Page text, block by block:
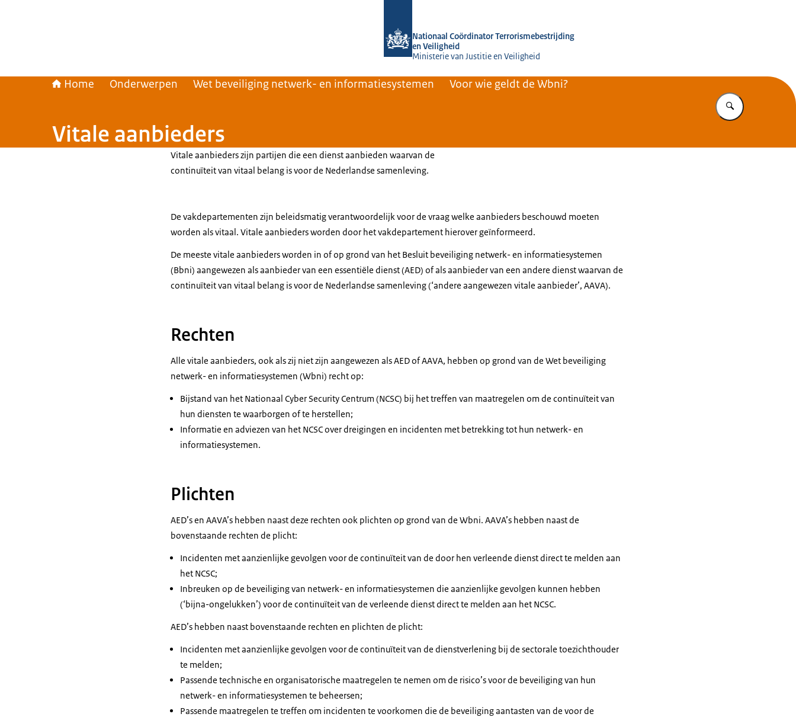
Nationaal Coördinator Terrorismebestrijding
en Veiligheid
Ministerie van Justitie en Veiligheid
Home Onderwerpen Wet beveiliging netwerk- en informatiesystemen Voor wie geldt de Wbni?
Vul in wat u
Vitale aanbieders
Vitale aanbieders zijn partijen die een dienst aanbieden waarvan de
continuïteit van vitaal belang is voor de Nederlandse samenleving.
De vakdepartementen zijn beleidsmatig verantwoordelijk voor de vraag welke aanbieders beschouwd moeten
worden als vitaal. Vitale aanbieders worden door het vakdepartement hierover geïnformeerd.
De meeste vitale aanbieders worden in of op grond van het Besluit beveiliging netwerk- en informatiesystemen
(Bbni) aangewezen als aanbieder van een essentiële dienst (AED) of als aanbieder van een andere dienst waarvan de
continuïteit van vitaal belang is voor de Nederlandse samenleving (‘andere aangewezen vitale aanbieder’, AAVA).
Rechten
Alle vitale aanbieders, ook als zij niet zijn aangewezen als AED of AAVA, hebben op grond van de Wet beveiliging
netwerk- en informatiesystemen (Wbni) recht op:
Bijstand van het Nationaal Cyber Security Centrum (NCSC) bij het treffen van maatregelen om de continuïteit van
hun diensten te waarborgen of te herstellen;
Informatie en adviezen van het NCSC over dreigingen en incidenten met betrekking tot hun netwerk- en
informatiesystemen.
Plichten
AED’s en AAVA’s hebben naast deze rechten ook plichten op grond van de Wbni. AAVA’s hebben naast de
bovenstaande rechten de plicht:
Incidenten met aanzienlijke gevolgen voor de continuïteit van de door hen verleende dienst direct te melden aan
het NCSC;
Inbreuken op de beveiliging van netwerk- en informatiesystemen die aanzienlijke gevolgen kunnen hebben
(‘bijna-ongelukken’) voor de continuïteit van de verleende dienst direct te melden aan het NCSC.
AED’s hebben naast bovenstaande rechten en plichten de plicht:
Incidenten met aanzienlijke gevolgen voor de continuïteit van de dienstverlening bij de sectorale toezichthouder
te melden;
Passende technische en organisatorische maatregelen te nemen om de risico’s voor de beveiliging van hun
netwerk- en informatiesystemen te beheersen;
Passende maatregelen te treffen om incidenten te voorkomen die de beveiliging aantasten van de voor de